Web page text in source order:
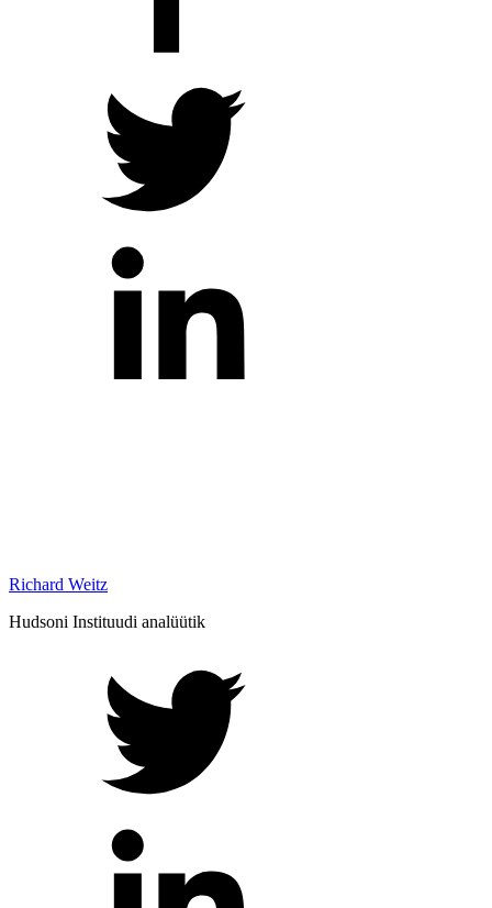
Richard Weitz
Hudsoni Instituudi analüütik